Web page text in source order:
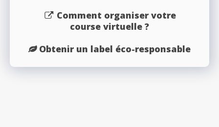
Comment organiser votre
course virtuelle ?
Obtenir un label éco-responsable